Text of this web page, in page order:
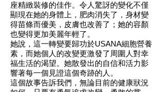
座精緻裝修的佳作。令人驚訝的變化不僅
顯現在她的身體上，肥肉消失了，身材變
得苗條而優美，皮膚也改善了；她的容顏
也變得更加美麗年輕了。
她說，這一轉變要歸功於USANA細胞營養
素，而她個人的改變更激發了周圍人對幸
福生活的渴望。她散發出的自信和活力影
響著每一個見證這個奇跡的人。
這個故事告訴我們，無論目前的健康狀況